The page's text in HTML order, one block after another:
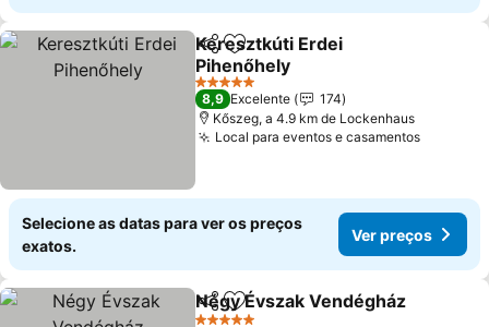
PartilharAdicionar aos favoritos
Keresztkúti Erdei
Pihenőhely
Ver preços
5 Estrelas
8,9 Excelente
174
Kőszeg, a 4.9 km de Lockenhaus
Local para eventos e casamentosVer
Selecione as datas para ver os preços
exatos.
Ver preços
PartilharAdicionar aos favoritos
Négy Évszak Vendégház